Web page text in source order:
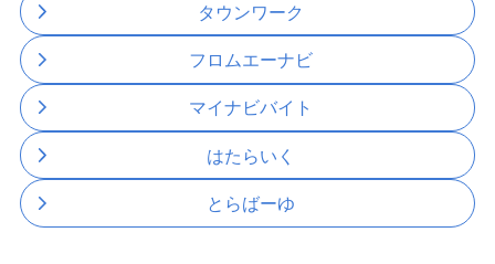
タウンワーク
フロムエーナビ
マイナビバイト
はたらいく
とらばーゆ